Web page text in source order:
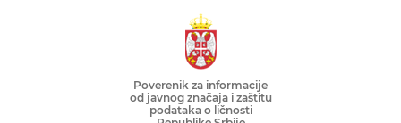
Poverenik za informacije
od javnog značaja i zaštitu
podataka o ličnosti